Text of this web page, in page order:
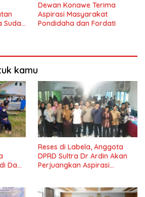
Sudah
Dewan Konawe Terima
Aspirasi Masyarakat
Pondidaha dan Fordati
kamu
Dapil
Reses di Labela, Anggota
DPRD Sultra Dr Ardin Akan
Perjuangkan Aspirasi